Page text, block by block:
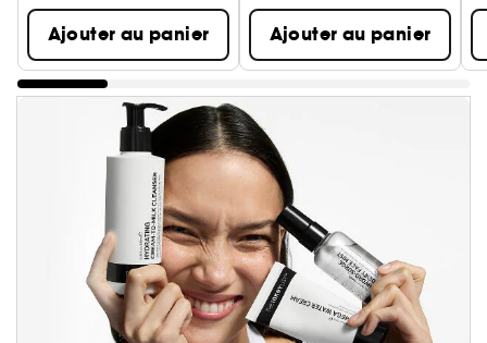
Ajouter au panier Ajouter au panier